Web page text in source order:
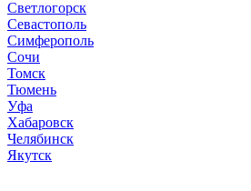
Светлогорск
Севастополь
Симферополь
Сочи
Томск
Тюмень
Уфа
Хабаровск
Челябинск
Якутск